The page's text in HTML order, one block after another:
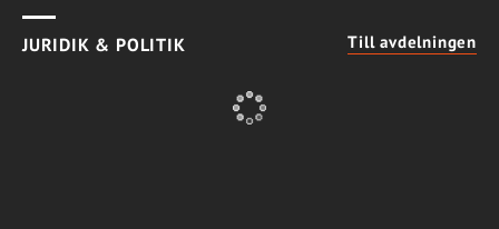
JURIDIK & POLITIK Till avdelningen